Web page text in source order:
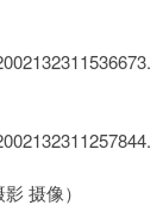
摄像）